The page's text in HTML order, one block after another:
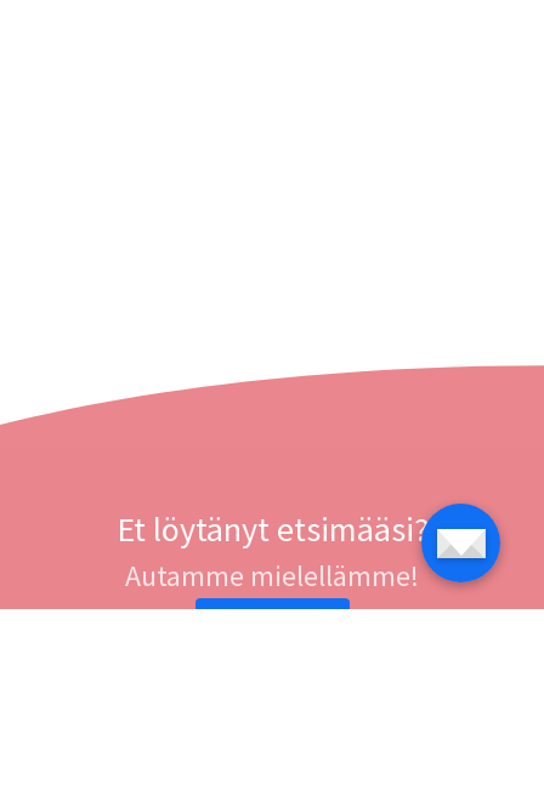
Et löytänyt etsimääsi?
Autamme mielellämme!